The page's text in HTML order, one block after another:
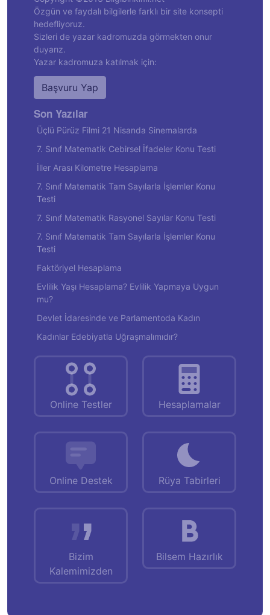
Özgün ve faydalı bilgilerle farklı bir site konsepti
hedefliyoruz.
Sizleri de yazar kadromuzda görmekten onur
duyarız.
Yazar kadromuza katılmak için:
Başvuru Yap
Son Yazılar
Üçlü Pürüz Filmi 21 Nisanda Sinemalarda
7. Sınıf Matematik Cebirsel İfadeler Konu Testi
İller Arası Kilometre Hesaplama
7. Sınıf Matematik Tam Sayılarla İşlemler Konu
Testi
7. Sınıf Matematik Rasyonel Sayılar Konu Testi
7. Sınıf Matematik Tam Sayılarla İşlemler Konu
Testi
Faktöriyel Hesaplama
Evlilik Yaşı Hesaplama? Evlilik Yapmaya Uygun
mu?
Devlet İdaresinde ve Parlamentoda Kadın
Kadınlar Edebiyatla Uğraşmalımıdır?
Online Testler Hesaplamalar
Online Destek Rüya Tabirleri
Bizim
Kalemimizden
Bilsem Hazırlık